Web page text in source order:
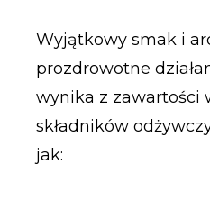
Wyjątkowy smak i
prozdrowotne
wynika z zawartości
składników
jak: